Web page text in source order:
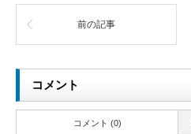
前の記事
コメント
コメント (0)